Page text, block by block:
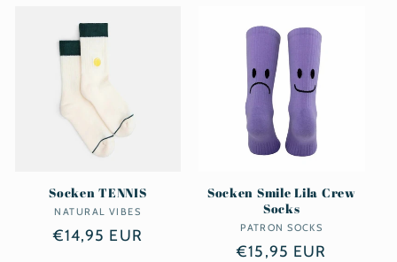
Socken TENNIS
Anbieter:
NATURAL VIBES
Normaler
€14,95 EUR
Socken Smile Lila Crew
Socks
Anbieter:
PATRON SOCKS
Normaler
€15,95 EUR